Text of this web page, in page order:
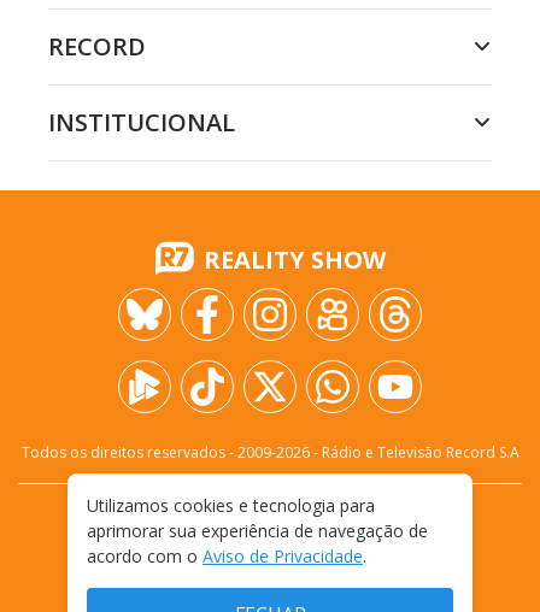
RECORD
INSTITUCIONAL
REALITY SHOW
Todos os direitos reservados - 2009-2026- Rádio e Televisão Record S.A
FALE CONOSCO
PRIVACIDADE
TERMOS E CONDIÇÕES DE USO
Utilizamos cookies e tecnologia para
aprimorar sua experiência de navegação de
acordo com o Aviso de Privacidade.